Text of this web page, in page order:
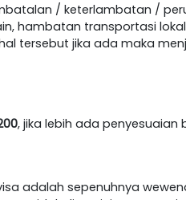
/ keterlambatan /
hambatan transportasi
tersebut jika ada maka
, jika lebih ada penyesuaian
adalah sepenuhnya